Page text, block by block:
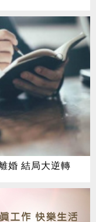
彈升
婚 結局大逆轉